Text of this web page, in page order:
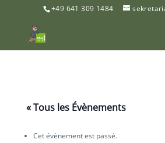
+49 641 309 1484
« Tous les Évènements
Cet évènement est passé.